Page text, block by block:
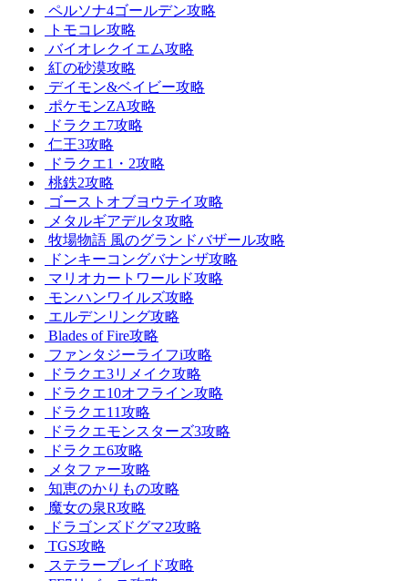
ペルソナ4ゴールデン攻略
トモコレ攻略
バイオレクイエム攻略
紅の砂漠攻略
デイモン&ベイビー攻略
ポケモンZA攻略
ドラクエ7攻略
仁王3攻略
ドラクエ1・2攻略
桃鉄2攻略
ゴーストオブヨウテイ攻略
メタルギアデルタ攻略
牧場物語 風のグランドバザール攻略
ドンキーコングバナンザ攻略
マリオカートワールド攻略
モンハンワイルズ攻略
エルデンリング攻略
Blades of Fire攻略
ファンタジーライフi攻略
ドラクエ3リメイク攻略
ドラクエ10オフライン攻略
ドラクエ11攻略
ドラクエモンスターズ3攻略
ドラクエ6攻略
メタファー攻略
知恵のかりもの攻略
魔女の泉R攻略
ドラゴンズドグマ2攻略
TGS攻略
ステラーブレイド攻略